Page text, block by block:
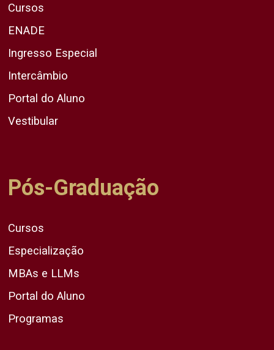
Cursos
ENADE
Ingresso Especial
Intercâmbio
Portal do Aluno
Vestibular
Pós-Graduação
Cursos
Especialização
MBAs e LLMs
Portal do Aluno
Programas